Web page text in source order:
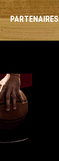
PARTENAIRES